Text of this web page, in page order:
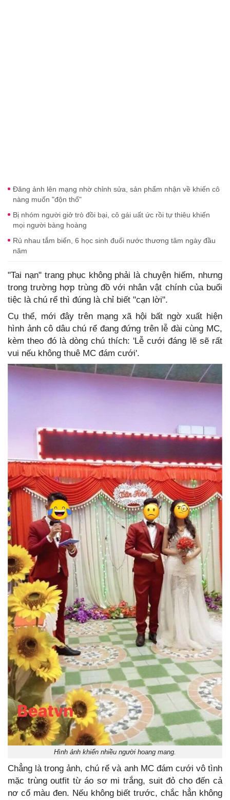
Đăng ảnh lên mạng nhờ chỉnh sửa, sản phẩm nhận về khiến cô
nàng muốn "độn thổ"
Bị nhóm người giở trò đồi bại, cô gái uất ức rồi tự thiêu khiến
mọi người bàng hoàng
Rủ nhau tắm biển, 6 học sinh đuối nước thương tâm ngày đầu
năm
"Tai nạn" trang phục không phải là chuyện hiếm, nhưng
trong trường hợp trùng đồ với nhân vật chính của buổi
tiệc là chú rể thì đúng là chỉ biết "cạn lời".
Cụ thể, mới đây trên mạng xã hội bất ngờ xuất hiện
hình ảnh cô dâu chú rể đang đứng trên lễ đài cùng MC,
kèm theo đó là dòng chú thích: 'Lễ cưới đáng lẽ sẽ rất
vui nếu không thuê MC đám cưới'.
Hình ảnh khiến nhiều người hoang mang.
Chẳng là trong ảnh, chú rể và anh MC đám cưới vô tình
mặc trùng outfit từ áo sơ mi trắng, suit đỏ cho đến cả
nơ cổ màu đen. Nếu không biết trước, chắc hẳn không